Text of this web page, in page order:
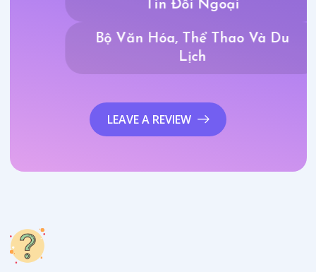
Tin Đối Ngoại
Bộ Văn Hóa, Thể Thao Và Du
LEAVE A REVIEW